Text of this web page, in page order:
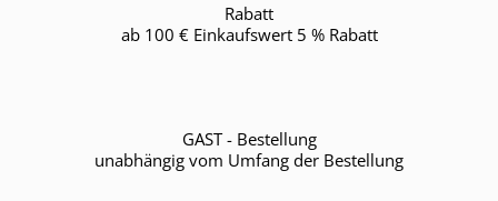
Rabatt
ab 100 € Einkaufswert 5 % Rabatt
GAST - Bestellung
unabhängig vom Umfang der Bestellung